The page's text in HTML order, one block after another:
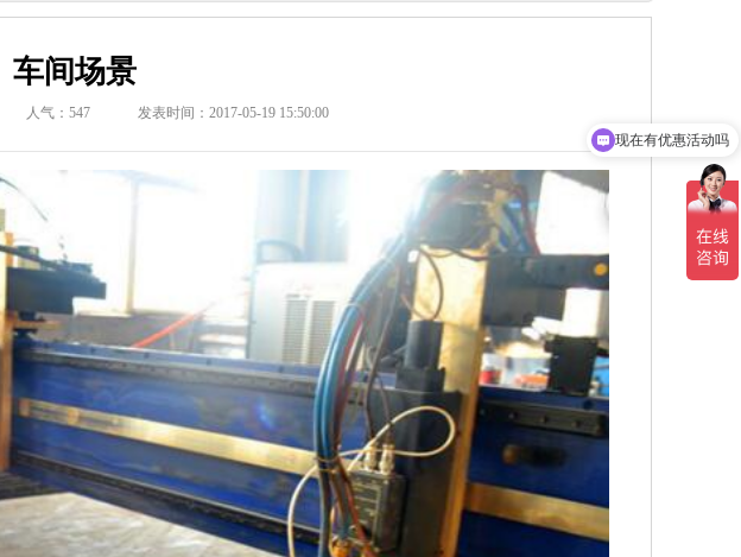
车间场景
人气： 547 发表时间：2017-05-19 15:50:00
可以介绍下你们的产品么